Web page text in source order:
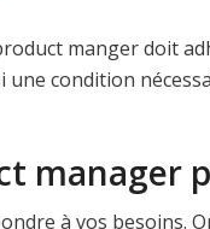
manger doit
une condition
manager
à vos besoins.